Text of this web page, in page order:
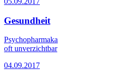
Gesundheit
Psychopharmaka
oft unverzichtbar
04.09.2017